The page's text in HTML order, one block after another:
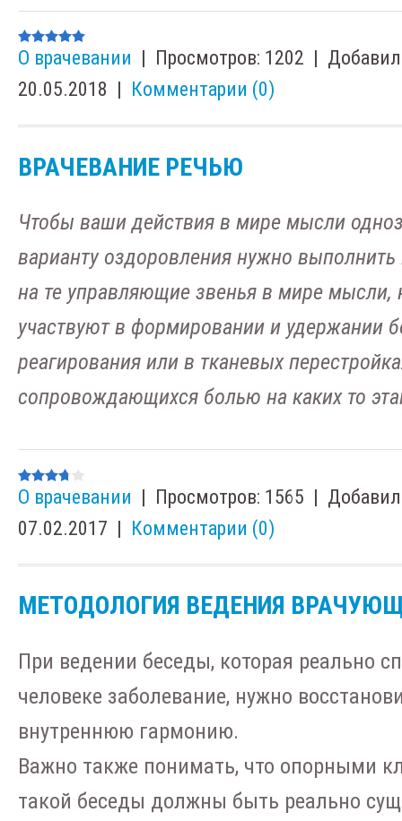
О врачевании Просмотров: 1202
20.05.2018
Комментарии (0)
ВРАЧЕВАНИЕ РЕЧЬЮ
Чтобы ваши действия в мире мысли
варианту оздоровления нужно
на те управляющие звенья в мире мысли,
участвуют в формировании и удержании
реагирования или в тканевых
сопровождающихся болью на каких то
О врачевании | Просмотров: 1565 |
07.02.2017 | Комментарии (0)
МЕТОДОЛОГИЯ ВЕДЕНИЯ
При ведении беседы, которая реально
человеке заболевание, нужно
внутреннюю гармонию.
Важно также понимать, что опорными
такой беседы должны быть реально